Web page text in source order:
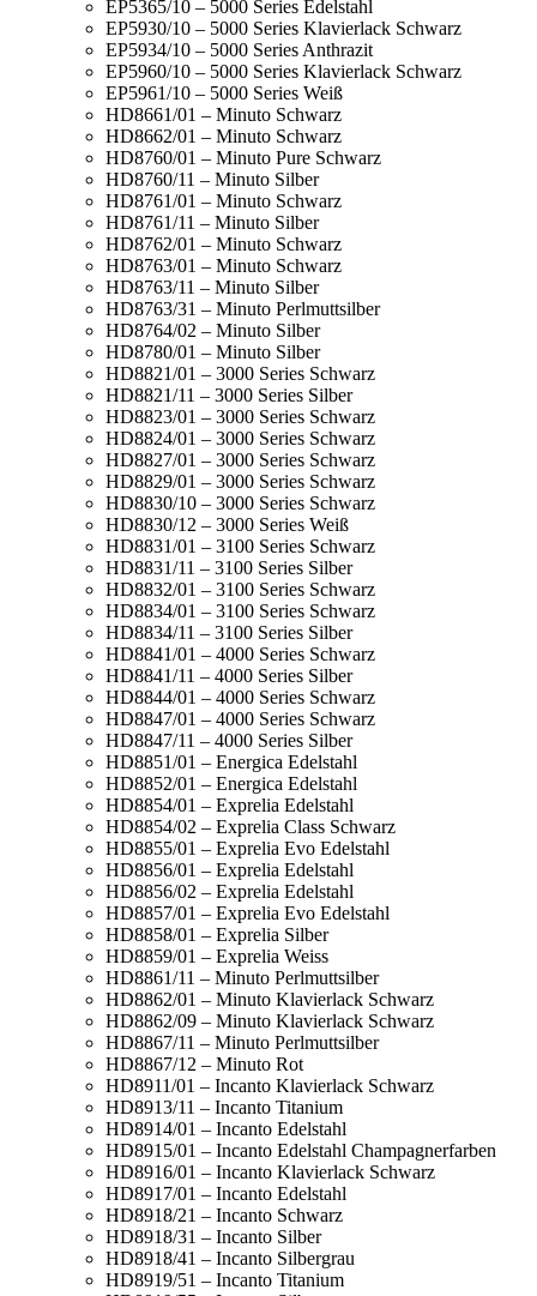
EP5365/10 – 5000 Series Edelstahl
EP5930/10 – 5000 Series Klavierlack Schwarz
EP5934/10 – 5000 Series Anthrazit
EP5960/10 – 5000 Series Klavierlack Schwarz
EP5961/10 – 5000 Series Weiß
HD8661/01 – Minuto Schwarz
HD8662/01 – Minuto Schwarz
HD8760/01 – Minuto Pure Schwarz
HD8760/11 – Minuto Silber
HD8761/01 – Minuto Schwarz
HD8761/11 – Minuto Silber
HD8762/01 – Minuto Schwarz
HD8763/01 – Minuto Schwarz
HD8763/11 – Minuto Silber
HD8763/31 – Minuto Perlmuttsilber
HD8764/02 – Minuto Silber
HD8780/01 – Minuto Silber
HD8821/01 – 3000 Series Schwarz
HD8821/11 – 3000 Series Silber
HD8823/01 – 3000 Series Schwarz
HD8824/01 – 3000 Series Schwarz
HD8827/01 – 3000 Series Schwarz
HD8829/01 – 3000 Series Schwarz
HD8830/10 – 3000 Series Schwarz
HD8830/12 – 3000 Series Weiß
HD8831/01 – 3100 Series Schwarz
HD8831/11 – 3100 Series Silber
HD8832/01 – 3100 Series Schwarz
HD8834/01 – 3100 Series Schwarz
HD8834/11 – 3100 Series Silber
HD8841/01 – 4000 Series Schwarz
HD8841/11 – 4000 Series Silber
HD8844/01 – 4000 Series Schwarz
HD8847/01 – 4000 Series Schwarz
HD8847/11 – 4000 Series Silber
HD8851/01 – Energica Edelstahl
HD8852/01 – Energica Edelstahl
HD8854/01 – Exprelia Edelstahl
HD8854/02 – Exprelia Class Schwarz
HD8855/01 – Exprelia Evo Edelstahl
HD8856/01 – Exprelia Edelstahl
HD8856/02 – Exprelia Edelstahl
HD8857/01 – Exprelia Evo Edelstahl
HD8858/01 – Exprelia Silber
HD8859/01 – Exprelia Weiss
HD8861/11 – Minuto Perlmuttsilber
HD8862/01 – Minuto Klavierlack Schwarz
HD8862/09 – Minuto Klavierlack Schwarz
HD8867/11 – Minuto Perlmuttsilber
HD8867/12 – Minuto Rot
HD8911/01 – Incanto Klavierlack Schwarz
HD8913/11 – Incanto Titanium
HD8914/01 – Incanto Edelstahl
HD8915/01 – Incanto Edelstahl Champagnerfarben
HD8916/01 – Incanto Klavierlack Schwarz
HD8917/01 – Incanto Edelstahl
HD8918/21 – Incanto Schwarz
HD8918/31 – Incanto Silber
HD8918/41 – Incanto Silbergrau
HD8919/51 – Incanto Titanium